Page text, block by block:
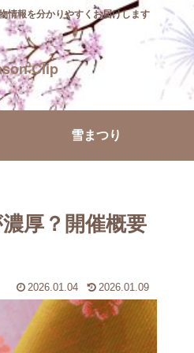
情報を分かりやすくお届けします
Clip
雪まつり
厚？開催概要
2026.01.04 2026.01.09